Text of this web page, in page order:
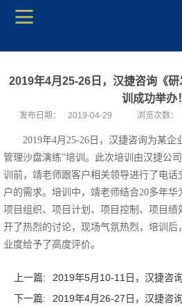
2019年4月25-26日，汉捷咨询《
训成功举办！
发布日期： 2019-04-29 浏览次数：
2019年4月25-26日，汉捷咨询为某企
管理沙盘演练”培训。此次培训由汉捷公
训前，靖老师跟客户相关领导进行了电
户的需求。培训中，靖老师结合20多年
项目组织、项目计划、项目控制、项目
开了热烈的讨论，现场气氛热烈，培训后
业度给予了高度评价。
上一篇:
2019年5月10-11日，汉捷咨
下一篇:
2019年4月26-27日，汉捷咨